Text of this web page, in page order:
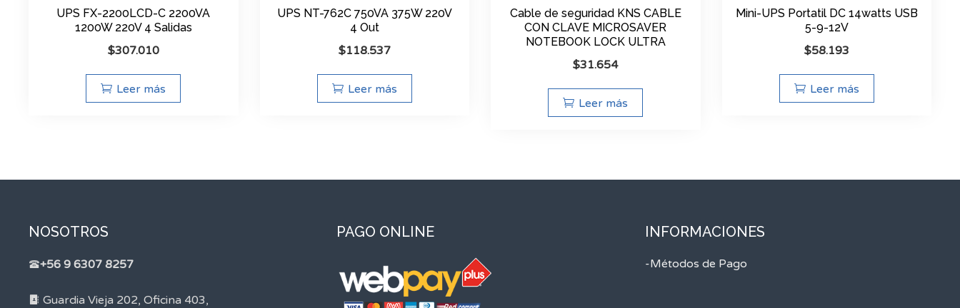
UPS FX-2200LCD-C 2200VA
1200W 220V 4 Salidas
$307.010
Leer más
UPS NT-762C 750VA 375W 220V
4 Out
$118.537
Leer más
Cable de seguridad KNS CABLE
CON CLAVE MICROSAVER
NOTEBOOK LOCK ULTRA
$31.654
Leer más
Mini-UPS Portatil DC 14watts USB
5-9-12V
$58.193
Leer más
NOSOTROS
+56 9 6307 8257
Guardia Vieja 202, Oficina 403,
PAGO ONLINE INFORMACIONES
-Métodos de Pago